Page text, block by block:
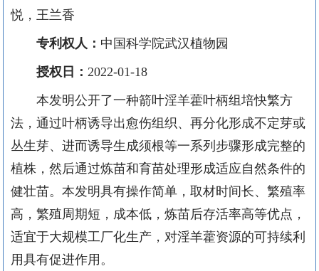
悦，王兰香
专利权人： 中国科学院武汉植物园
授权日： 2022-01-18
本发明公开了一种箭叶淫羊藿叶柄组培快繁方
法，通过叶柄诱导出愈伤组织、再分化形成不定芽或
丛生芽、进而诱导生成须根等一系列步骤形成完整的
植株，然后通过炼苗和育苗处理形成适应自然条件的
健壮苗。本发明具有操作简单，取材时间长、繁殖率
高，繁殖周期短，成本低，炼苗后存活率高等优点，
适宜于大规模工厂化生产，对淫羊藿资源的可持续利
用具有促进作用。